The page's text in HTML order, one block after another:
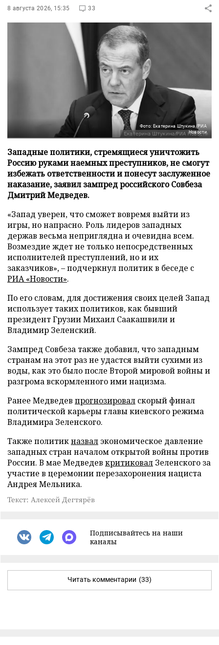
8 августа 2026, 15:35 33
Фото: Екатерина Штукина/РИА
Новости
Западные политики, стремящиеся уничтожить
Россию руками наемных преступников, не смогут
избежать ответственности и понесут заслуженное
наказание, заявил зампред российского Совбеза
Дмитрий Медведев.
«Запад уверен, что сможет вовремя выйти из
игры, но напрасно. Роль лидеров западных
держав весьма неприглядна и очевидна всем.
Возмездие ждет не только непосредственных
исполнителей преступлений, но и их
заказчиков», – подчеркнул политик в беседе с
РИА «Новости».
По его словам, для достижения своих целей Запад
использует таких политиков, как бывший
президент Грузии Михаил Саакашвили и
Владимир Зеленский.
Зампред Совбеза также добавил, что западным
странам на этот раз не удастся выйти сухими из
воды, как это было после Второй мировой войны и
разгрома вскормленного ими нацизма.
Ранее Медведев прогнозировал скорый финал
политической карьеры главы киевского режима
Владимира Зеленского.
Также политикназвал экономическое давление
западных стран началом открытой войны против
России. В мае Медведев критиковал Зеленского за
участие в церемонии перезахоронения нациста
Андрея Мельника.
Текст: Алексей Дегтярёв
Подписывайтесь на наши
каналы
Читать комментарии (33)